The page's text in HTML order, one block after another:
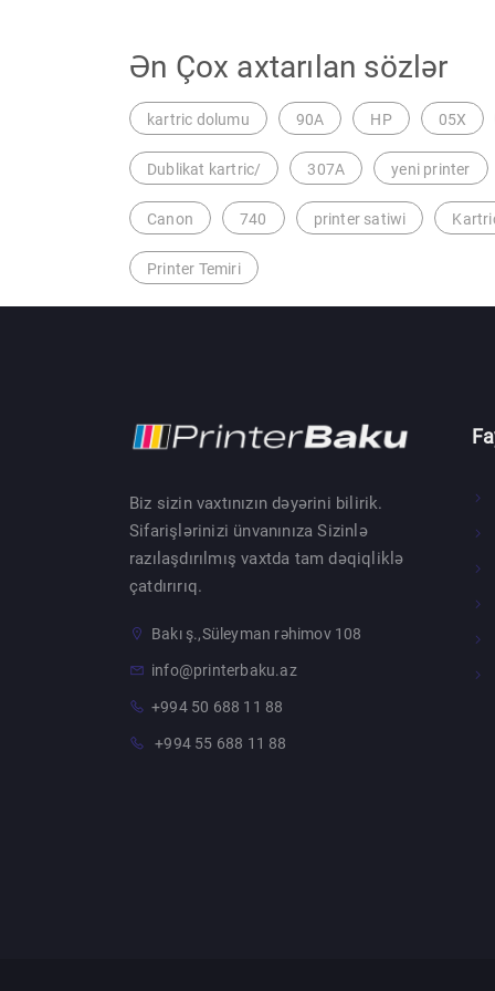
Ən Çox axtarılan sözlər
kartric dolumu 90A HP 05X
Dublikat kartric/ 307A yeni printer
Canon 740 printer satiwi
Printer Temiri
Biz sizin vaxtınızın dəyərini bilirik.
Sifarişlərinizi ünvanınıza Sizinlə
razılaşdırılmış vaxtda tam dəqiqliklə
çatdırırıq.
Bakı ş.,Süleyman rəhimov 108
info@printerbaku.az
+994 50 688 11 88
+994 55 688 11 88